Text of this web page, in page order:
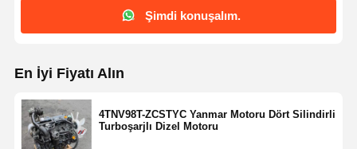
Şimdi konuşalım.
En İyi Fiyatı Alın
4TNV98T-ZCSTYC Yanmar Motoru Dört Silindirli
Turboşarjlı Dizel Motoru